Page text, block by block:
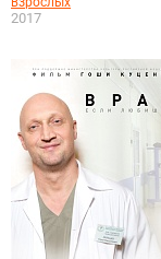
2017